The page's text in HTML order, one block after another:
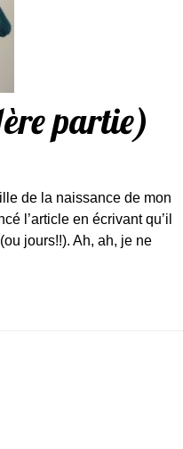
partie)
de la naissance de mon
l’article en écrivant qu’il
jours!!). Ah, ah, je ne